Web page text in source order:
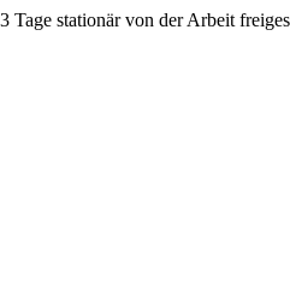
Tage stationär von der Arbeit